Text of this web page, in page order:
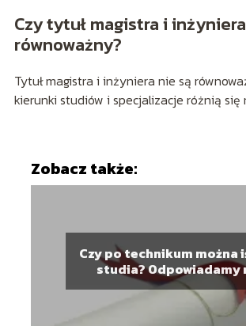
Czy tytuł magistra i
równoważny?
Tytuł magistra i inżyniera nie są
kierunki studiów i specjalizacje różnią się
Zobacz także:
Czy po technikum można
studia? Odpowiadamy
pytanie